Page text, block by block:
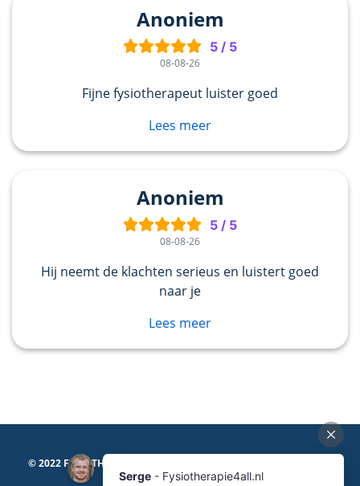
Anoniem
5 / 5
08-08-26
Fijne fysiotherapeut luister goed
Lees meer
Anoniem
5 / 5
08-08-26
Hij neemt de klachten serieus en luistert goed
naar je
Lees meer
© 2022 FYSIOTHERAPIE4ALL